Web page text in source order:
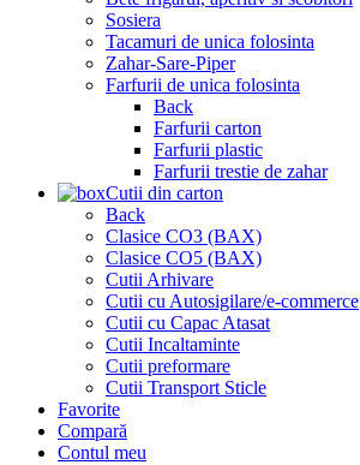
Sosiera
Tacamuri de unica folosinta
Zahar-Sare-Piper
Farfurii de unica folosinta
Back
Farfurii carton
Farfurii plastic
Farfurii trestie de zahar
Cutii din carton
Back
Clasice CO3 (BAX)
Clasice CO5 (BAX)
Cutii Arhivare
Cutii cu Autosigilare/e-commerce
Cutii cu Capac Atasat
Cutii Incaltaminte
Cutii preformare
Cutii Transport Sticle
Favorite
Compară
Contul meu